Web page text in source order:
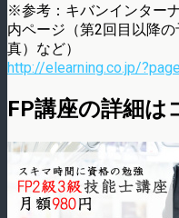
※参考：キバンインター
内ページ（第2回目以降
真）など）
http://elearning.co.jp/
FP講座の詳細は